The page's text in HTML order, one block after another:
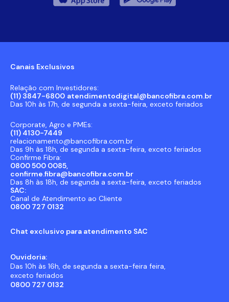
Canais Exclusivos
Relação com Investidores:
(11) 3847-6800 atendimentodigital@bancofibra.com.br
Das 10h às 17h, de segunda a sexta-feira, exceto feriados
Corporate, Agro e PMEs:
(11) 4130-7449
relacionamento@bancofibra.com.br
Das 9h às 18h, de segunda a sexta-feira, exceto feriados
Confirme Fibra:
0800 500 0085,
confirme.fibra@bancofibra.com.br
Das 8h às 18h, de segunda a sexta-feira, exceto feriados
SAC:
Canal de Atendimento ao Cliente
0800 727 0132
Chat exclusivo para atendimento SAC
Ouvidoria:
Das 10h às 16h, de segunda a sexta-feira feira,
exceto feriados
0800 727 0132